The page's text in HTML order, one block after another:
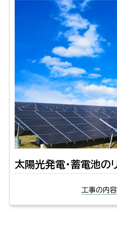
太陽光発電・蓄電池の
工事の内